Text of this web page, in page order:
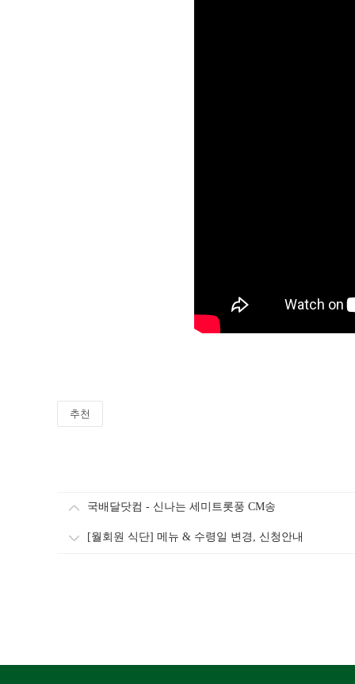
추천
국배달닷컴 - 신나는 세미트롯풍 CM송
[월회원 식단] 메뉴 & 수령일 변경, 신청안내